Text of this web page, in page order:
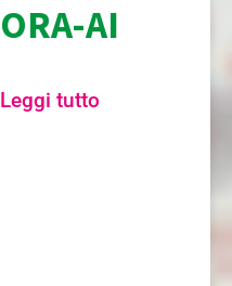
ORA-AI
Leggi tutto